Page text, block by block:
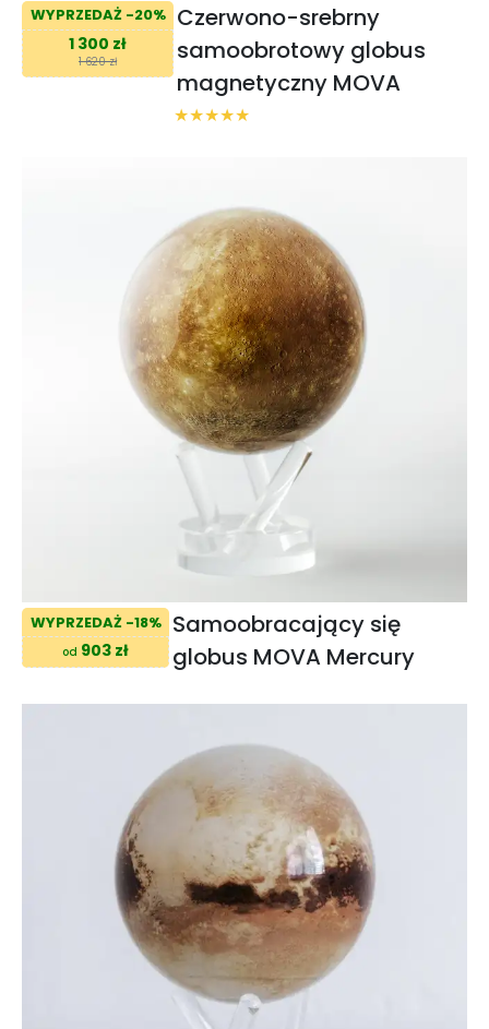
WYPRZEDAŻ -20%
1 300 zł
1 620 zł
Czerwono-srebrny
samoobrotowy globus
magnetyczny MOVA
WYPRZEDAŻ -18%
od 903 zł
Samoobracający się
globus MOVA Mercury